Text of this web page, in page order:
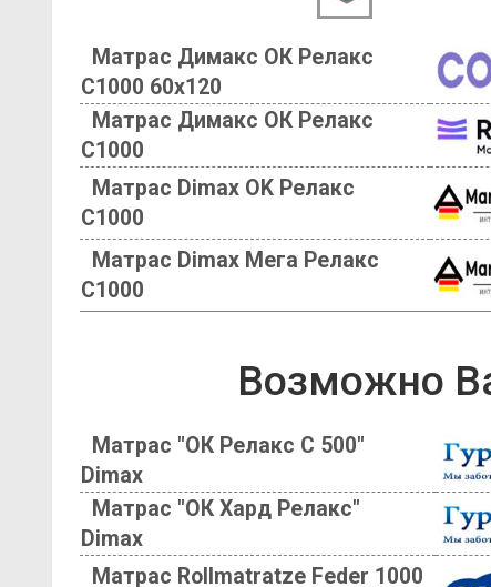
Матрас Димакс ОК Релакс
С1000 60х120
Матрас Димакс ОК Релакс
С1000
Матрас Dimax OK Релакс
С1000
Матрас Dimax Мега Релакс
С1000
Возможно
Матрас "ОК Релакс С 500"
Dimax
Матрас "ОК Хард Релакс"
Dimax
Матрас Rollmatratze Feder 1000